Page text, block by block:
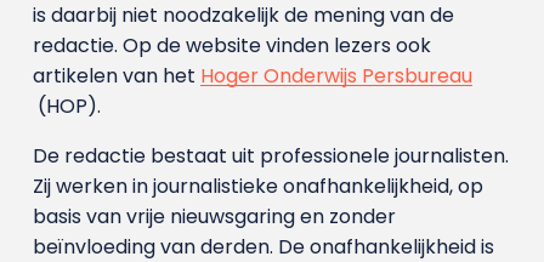
is daarbij niet noodzakelijk de mening van de
redactie. Op de website vinden lezers ook
artikelen van het Hoger Onderwijs Persbureau
(HOP).
De redactie bestaat uit professionele journalisten.
Zij werken in journalistieke onafhankelijkheid, op
basis van vrije nieuwsgaring en zonder
beïnvloeding van derden. De onafhankelijkheid is